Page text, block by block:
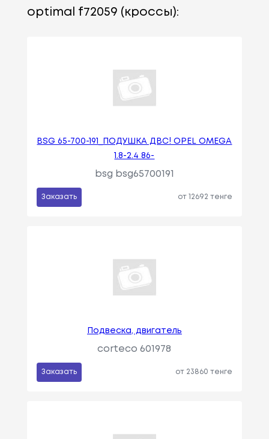
optimal f72059 (кроссы):
BSG 65-700-191_ПОДУШКА ДВС! OPEL OMEGA
1.8-2.4 86-
bsg bsg65700191
Заказать от 12692 тенге
Подвеска, двигатель
corteco 601978
Заказать от 23860 тенге